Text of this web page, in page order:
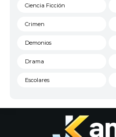
Ciencia Ficción
Crimen
Demonios
Drama
Escolares